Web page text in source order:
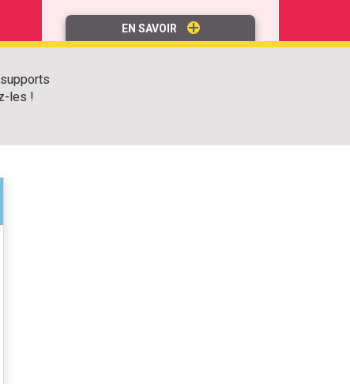
EN SAVOIR
les !